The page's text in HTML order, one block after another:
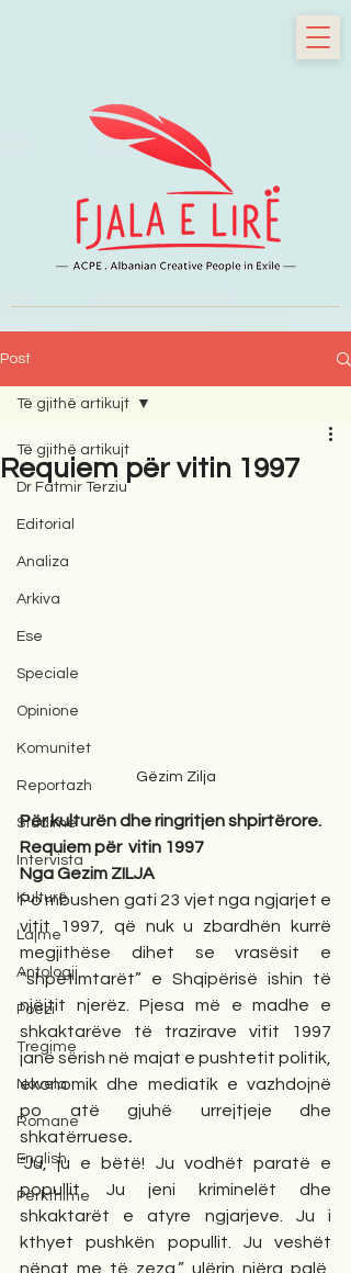
Post
Të gjithë artikujt
Dr Fatmir Terziu
Editorial
Analiza
Arkiva
Ese
Speciale
Opinione
Komunitet
Reportazh
Studime
Intervista
Kulturë
Lajme
Antologji
Poezi
Tregime
Novela
Romane
English
Përkthime
Të gjithë artikujt
Requiem për vitin 1997
Gëzim Zilja
Për kulturën dhe ringritjen shpirtërore.
Requiem për  vitin 1997
Nga Gezim ZILJA
Po mbushen gati 23 vjet nga ngjarjet e
vitit 1997, që nuk u zbardhën kurrë
megjithëse dihet se vrasësit e
”shpëtimtarët” e Shqipërisë ishin të
njëjtit njerëz. Pjesa më e madhe e
shkaktarëve të trazirave vitit 1997
janë sërish në majat e pushtetit politik,
ekonomik dhe mediatik e vazhdojnë
po atë gjuhë urrejtjeje dhe
shkatërruese.
“Ju, ju e bëtë! Ju vodhët paratë e
popullit. Ju jeni kriminelët dhe
shkaktarët e atyre ngjarjeve. Ju i
kthyet pushkën popullit. Ju veshët
nënat me të zeza,” ulërin njëra palë,